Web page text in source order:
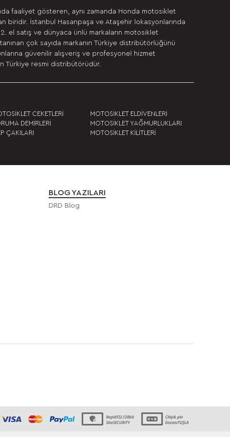
faaliyet gösteren, aynı zamanda Honda motosiklet
biridir. İstanbul Hasanpaşa ve Ataşehir lokasyonlarında
el satış ve dünyaca ünlü markaların motosiklet
çok sayıda markanın Türkiye distribütörlüğünü
güvenilir alışveriş ve profesyonel hizmet
Türkiye resmi distribütörüdür.
CEKETLERİ
MOTOSİKLET ELDİVENLERİ
DEMİRLERİ
MOTOSİKLET YAĞMURLUKLARI
ÇAKILARI MOTOSİKLET KİLİTLERİ
BLOG YAZILARI
DRD Blog